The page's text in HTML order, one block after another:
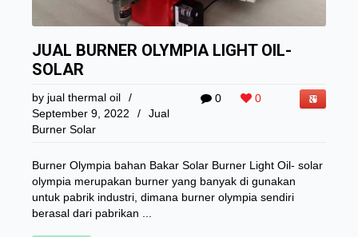
JUAL BURNER OLYMPIA LIGHT OIL-
SOLAR
0 0
by jual thermal oil
/
September 9, 2022
/
Jual
Burner Solar
Burner Olympia bahan Bakar Solar Burner Light Oil- solar
olympia merupakan burner yang banyak di gunakan
untuk pabrik industri, dimana burner olympia sendiri
berasal dari pabrikan ...